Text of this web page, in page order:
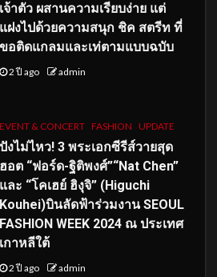
เจ้าตัว ผสานความเรียบง่าย แต่
แฝงไปด้วยความสนุก ชิค สตรีท ที่
ขอติดแกลมและเท่ตามแบบฉบับ
2 ปี ago admin
EVENT & CONCERT FASHION UPDATE
ปังไม่ไหว! 3 พระเอกซีรีส์วายสุด
ฮอต “ฟอร์ด-ฐิติพงศ์”“Nat Chen”
และ “โคเฮย์ ฮิงุจิ” (Higuchi
Kouhei)บินลัดฟ้าร่วมงาน SEOUL
FASHION WEEK 2024 ณ ประเทศ
เกาหลีใต้
2 ปี ago admin